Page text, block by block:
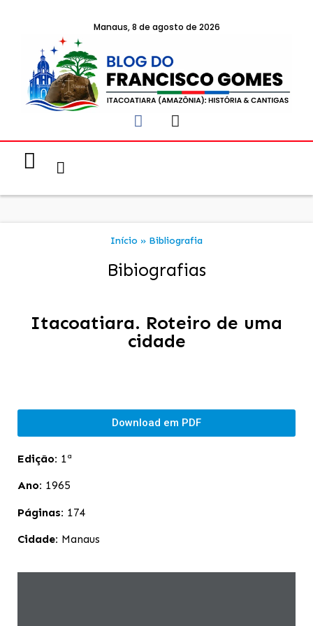
Manaus, 8 de agosto de 2026
Início » Bibliografia
Bibiografias
Itacoatiara. Roteiro de uma
cidade
Download em PDF
Edição: 1ª
Ano: 1965
Páginas: 174
Cidade: Manaus